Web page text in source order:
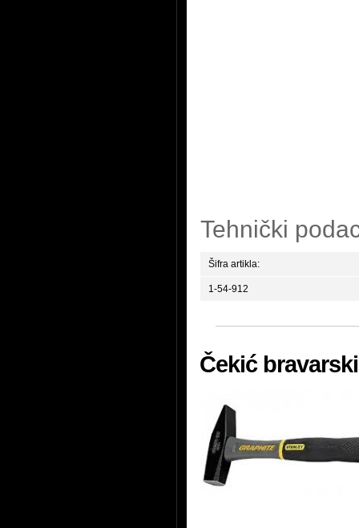
Tehnički
Šifra artikla:
1-54-912
Čekić